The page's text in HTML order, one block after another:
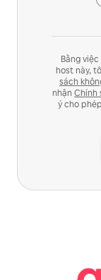
Bằng
host này,
sách
nhận Chính
ý cho